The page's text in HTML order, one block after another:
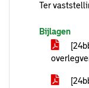
Ter
Bijlagen